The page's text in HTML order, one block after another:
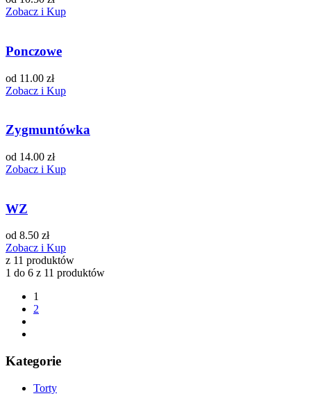
Zobacz i Kup
Ponczowe
od 11.00 zł
Zobacz i Kup
Zygmuntówka
od 14.00 zł
Zobacz i Kup
WZ
od 8.50 zł
Zobacz i Kup
z 11 produktów
1 do 6 z 11 produktów
1
2
Kategorie
Torty